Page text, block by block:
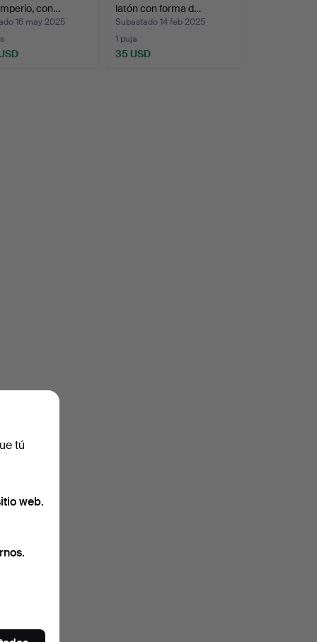
con…
16 may 2025
latón con forma d…
Subastado 14 feb 2025
1 puja
35 USD
tú
web.